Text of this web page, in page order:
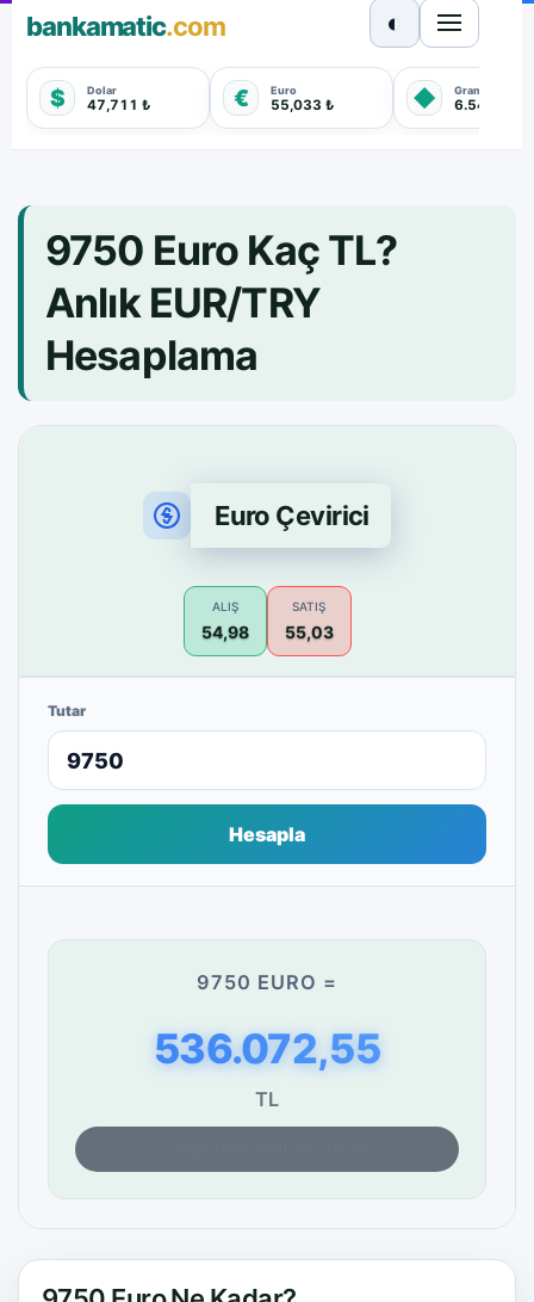
bankamatic.com
$ Dolar
47,711 ₺ € Euro
55,033 ₺ ◆ Gram Altın
6.542,140
◐
9750 Euro Kaç TL?
Anlık EUR/TRY
Hesaplama
Euro Çevirici
ALIŞ
54,98
SATIŞ
55,03
Tutar
Hesapla
9750 EURO =
536.072,55
TL